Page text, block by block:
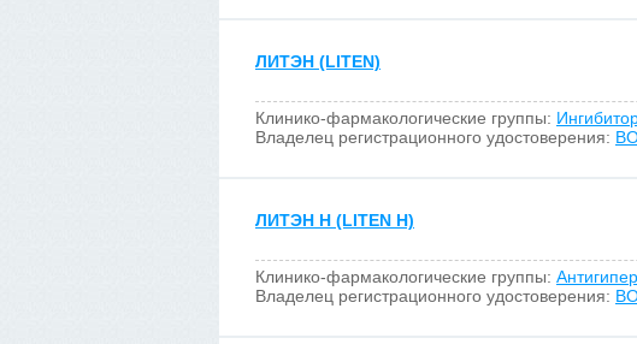
ЛИТЭН (LITEN)
Клинико-фармакологические группы:
Владелец регистрационного удостоверения:
ЛИТЭН Н (LITEN H)
Клинико-фармакологические группы:
Владелец регистрационного удостоверения: